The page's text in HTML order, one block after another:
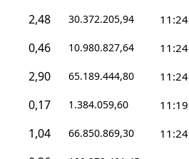
2,48 30.372.205,94 11:24
0,46 10.980.827,64 11:24
2,90 65.189.444,80 11:24
0,17 1.384.059,60 11:19
1,04 66.850.869,30 11:24